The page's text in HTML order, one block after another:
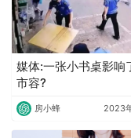
媒体:一张小书桌影响
市容?
房小蜂 2023